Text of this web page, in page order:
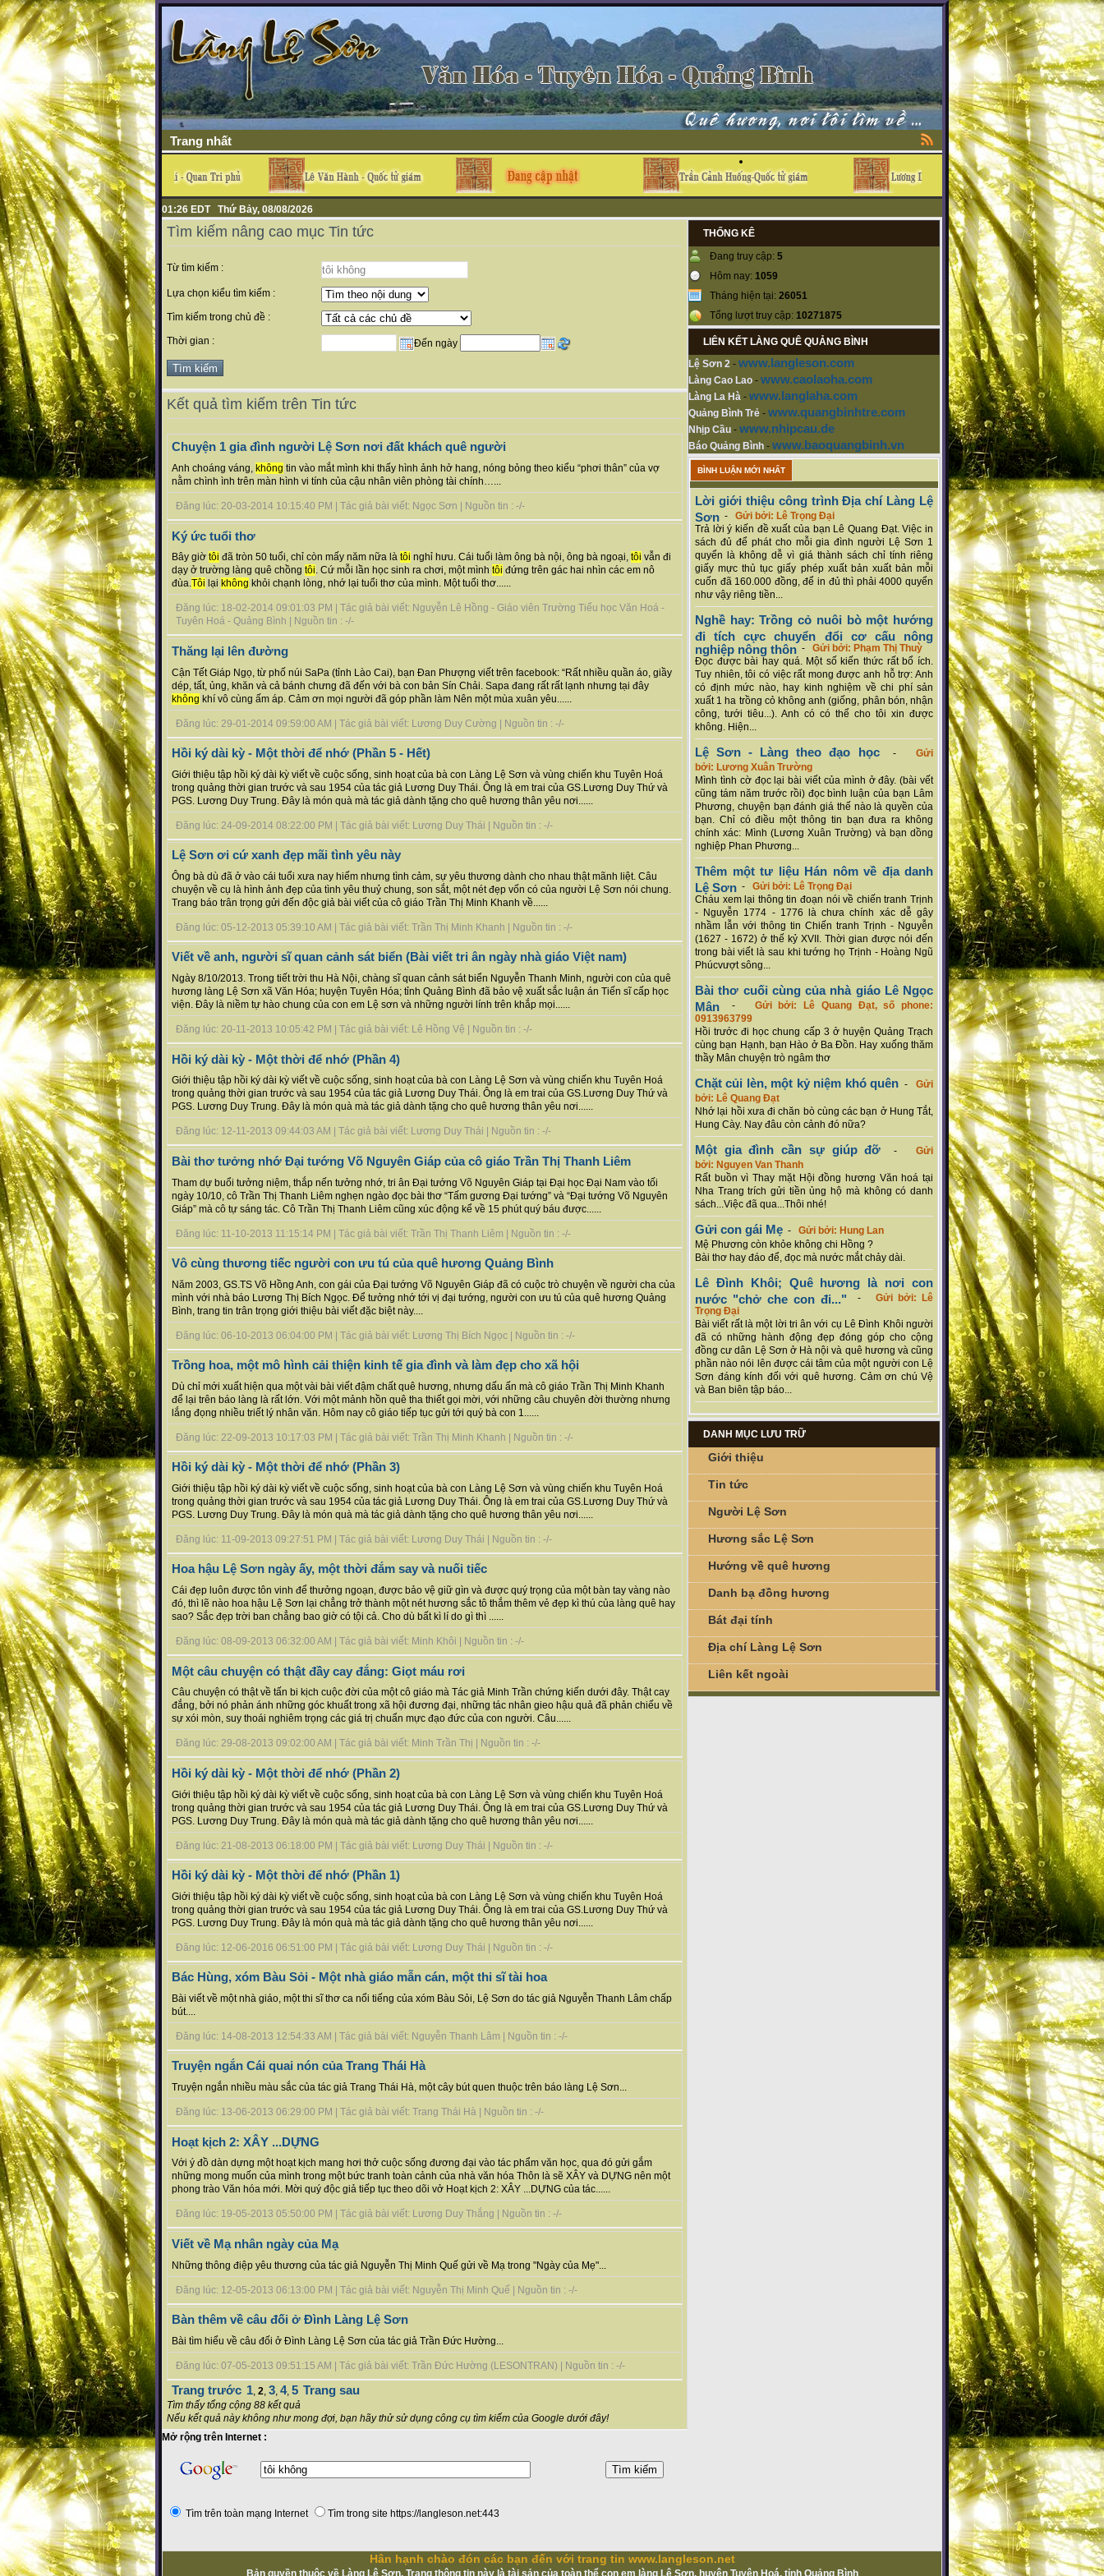
Trang nhất
01:26 EDT Thứ Bảy, 08/08/2026
Tìm kiếm nâng cao mục Tin tức
Từ tìm kiếm :
Lựa chọn kiểu tìm kiếm :
Tìm kiếm trong chủ đề :
Thời gian : Đến ngày
Kết quả tìm kiếm trên Tin tức
Chuyện 1 gia đình người Lệ Sơn nơi đất khách quê người
Anh choáng váng, không tin vào mắt mình khi thấy hình ảnh hở hang, nóng bỏng theo kiểu “phơi thân” của vợ
nằm chình ình trên màn hình vi tính của cậu nhân viên phòng tài chính…...
Đăng lúc: 20-03-2014 10:15:40 PM | Tác giả bài viết: Ngọc Sơn | Nguồn tin : -/-
Ký ức tuổi thơ
Bây giờ tôi đã tròn 50 tuổi, chỉ còn mấy năm nữa là tôi nghỉ hưu. Cái tuổi làm ông bà nội, ông bà ngoại, tôi vẫn đi
dạy ở trường làng quê chồng tôi. Cứ mỗi lần học sinh ra chơi, một mình tôi đứng trên gác hai nhìn các em nô
đùa.Tôi lại không khỏi chạnh lòng, nhớ lại tuổi thơ của mình. Một tuổi thơ......
Đăng lúc: 18-02-2014 09:01:03 PM | Tác giả bài viết: Nguyễn Lê Hồng - Giáo viên Trường Tiểu học Văn Hoá -
Tuyên Hoá - Quảng Bình | Nguồn tin : -/-
Thăng lại lên đường
Cận Tết Giáp Ngọ, từ phố núi SaPa (tỉnh Lào Cai), bạn Đan Phượng viết trên facebook: “Rất nhiều quần áo, giầy
dép, tất, ủng, khăn và cả bánh chưng đã đến với bà con bản Sín Chải. Sapa đang rất rất lạnh nhưng tại đây
không khí vô cùng ấm áp. Cảm ơn mọi người đã góp phần làm Nên một mùa xuân yêu......
Đăng lúc: 29-01-2014 09:59:00 AM | Tác giả bài viết: Lương Duy Cường | Nguồn tin : -/-
Hồi ký dài kỳ - Một thời để nhớ (Phần 5 - Hết)
Giới thiệu tập hồi ký dài kỳ viết về cuộc sống, sinh hoạt của bà con Làng Lệ Sơn và vùng chiến khu Tuyên Hoá
trong quảng thời gian trước và sau 1954 của tác giả Lương Duy Thái. Ông là em trai của GS.Lương Duy Thứ và
PGS. Lương Duy Trung. Đây là món quà mà tác giả dành tặng cho quê hương thân yêu nơi......
Đăng lúc: 24-09-2014 08:22:00 PM | Tác giả bài viết: Lương Duy Thái | Nguồn tin : -/-
Lệ Sơn ơi cứ xanh đẹp mãi tình yêu này
Ông bà dù đã ở vào cái tuổi xưa nay hiếm nhưng tình cảm, sự yêu thương dành cho nhau thật mãnh liệt. Câu
chuyện về cụ là hình ảnh đẹp của tình yêu thuỷ chung, son sắt, một nét đẹp vốn có của người Lệ Sơn nói chung.
Trang báo trân trọng gửi đến độc giả bài viết của cô giáo Trần Thị Minh Khanh về......
Đăng lúc: 05-12-2013 05:39:10 AM | Tác giả bài viết: Trần Thị Minh Khanh | Nguồn tin : -/-
Viết về anh, người sĩ quan cảnh sát biển (Bài viết tri ân ngày nhà giáo Việt nam)
Ngày 8/10/2013. Trong tiết trời thu Hà Nội, chàng sĩ quan cảnh sát biển Nguyễn Thanh Minh, người con của quê
hương làng Lệ Sơn xã Văn Hóa; huyện Tuyên Hóa; tỉnh Quảng Bình đã bảo vệ xuất sắc luận án Tiến sĩ cấp học
viện. Đây là niềm tự hào chung của con em Lệ sơn và những người lính trên khắp mọi......
Đăng lúc: 20-11-2013 10:05:42 PM | Tác giả bài viết: Lê Hồng Vệ | Nguồn tin : -/-
Hồi ký dài kỳ - Một thời để nhớ (Phần 4)
Giới thiệu tập hồi ký dài kỳ viết về cuộc sống, sinh hoạt của bà con Làng Lệ Sơn và vùng chiến khu Tuyên Hoá
trong quảng thời gian trước và sau 1954 của tác giả Lương Duy Thái. Ông là em trai của GS.Lương Duy Thứ và
PGS. Lương Duy Trung. Đây là món quà mà tác giả dành tặng cho quê hương thân yêu nơi......
Đăng lúc: 12-11-2013 09:44:03 AM | Tác giả bài viết: Lương Duy Thái | Nguồn tin : -/-
Bài thơ tưởng nhớ Đại tướng Võ Nguyên Giáp của cô giáo Trần Thị Thanh Liêm
Tham dự buổi tưởng niệm, thắp nến tưởng nhớ, tri ân Đại tướng Võ Nguyên Giáp tại Đại học Đại Nam vào tối
ngày 10/10, cô Trần Thị Thanh Liêm nghẹn ngào đọc bài thơ “Tấm gương Đại tướng” và “Đại tướng Võ Nguyên
Giáp” mà cô tự sáng tác. Cô Trần Thị Thanh Liêm cũng xúc động kể về 15 phút quý báu được......
Đăng lúc: 11-10-2013 11:15:14 PM | Tác giả bài viết: Trần Thị Thanh Liêm | Nguồn tin : -/-
Vô cùng thương tiếc người con ưu tú của quê hương Quảng Bình
Năm 2003, GS.TS Võ Hồng Anh, con gái của Đại tướng Võ Nguyên Giáp đã có cuộc trò chuyện về người cha của
mình với nhà báo Lương Thị Bích Ngọc. Để tưởng nhớ tới vị đại tướng, người con ưu tú của quê hương Quảng
Bình, trang tin trân trọng giới thiệu bài viết đặc biệt này....
Đăng lúc: 06-10-2013 06:04:00 PM | Tác giả bài viết: Lương Thị Bích Ngọc | Nguồn tin : -/-
Trồng hoa, một mô hình cải thiện kinh tế gia đình và làm đẹp cho xã hội
Dù chỉ mới xuất hiện qua một vài bài viết đậm chất quê hương, nhưng dấu ấn mà cô giáo Trần Thị Minh Khanh
để lại trên báo làng là rất lớn. Với một mảnh hồn quê tha thiết gọi mời, với những câu chuyên đời thường nhưng
lắng đọng nhiều triết lý nhân văn. Hôm nay cô giáo tiếp tục gửi tới quý bà con 1......
Đăng lúc: 22-09-2013 10:17:03 PM | Tác giả bài viết: Trần Thị Minh Khanh | Nguồn tin : -/-
Hồi ký dài kỳ - Một thời để nhớ (Phần 3)
Giới thiệu tập hồi ký dài kỳ viết về cuộc sống, sinh hoạt của bà con Làng Lệ Sơn và vùng chiến khu Tuyên Hoá
trong quảng thời gian trước và sau 1954 của tác giả Lương Duy Thái. Ông là em trai của GS.Lương Duy Thứ và
PGS. Lương Duy Trung. Đây là món quà mà tác giả dành tặng cho quê hương thân yêu nơi......
Đăng lúc: 11-09-2013 09:27:51 PM | Tác giả bài viết: Lương Duy Thái | Nguồn tin : -/-
Hoa hậu Lệ Sơn ngày ấy, một thời đắm say và nuối tiếc
Cái đẹp luôn được tôn vinh để thưởng ngoạn, được bảo vệ giữ gìn và được quý trọng của một bàn tay vàng nào
đó, thì lẽ nào hoa hậu Lệ Sơn lại chẳng trở thành một nét hương sắc tô thắm thêm vẻ đẹp kì thú của làng quê hay
sao? Sắc đẹp trời ban chẳng bao giờ có tội cả. Cho dù bất kì lí do gì thì ......
Đăng lúc: 08-09-2013 06:32:00 AM | Tác giả bài viết: Minh Khôi | Nguồn tin : -/-
Một câu chuyện có thật đầy cay đắng: Giọt máu rơi
Câu chuyện có thật về tấn bi kịch cuộc đời của một cô giáo mà Tác giả Minh Trần chứng kiến dưới đây. Thật cay
đắng, bởi nó phản ánh những góc khuất trong xã hội đương đại, những tác nhân gieo hậu quả đã phản chiếu về
sự xói mòn, suy thoái nghiêm trọng các giá trị chuẩn mực đạo đức của con người. Câu......
Đăng lúc: 29-08-2013 09:02:00 AM | Tác giả bài viết: Minh Trần Thị | Nguồn tin : -/-
Hồi ký dài kỳ - Một thời để nhớ (Phần 2)
Giới thiệu tập hồi ký dài kỳ viết về cuộc sống, sinh hoạt của bà con Làng Lệ Sơn và vùng chiến khu Tuyên Hoá
trong quảng thời gian trước và sau 1954 của tác giả Lương Duy Thái. Ông là em trai của GS.Lương Duy Thứ và
PGS. Lương Duy Trung. Đây là món quà mà tác giả dành tặng cho quê hương thân yêu nơi......
Đăng lúc: 21-08-2013 06:18:00 PM | Tác giả bài viết: Lương Duy Thái | Nguồn tin : -/-
Hồi ký dài kỳ - Một thời để nhớ (Phần 1)
Giới thiệu tập hồi ký dài kỳ viết về cuộc sống, sinh hoạt của bà con Làng Lệ Sơn và vùng chiến khu Tuyên Hoá
trong quảng thời gian trước và sau 1954 của tác giả Lương Duy Thái. Ông là em trai của GS.Lương Duy Thứ và
PGS. Lương Duy Trung. Đây là món quà mà tác giả dành tặng cho quê hương thân yêu nơi......
Đăng lúc: 12-06-2016 06:51:00 PM | Tác giả bài viết: Lương Duy Thái | Nguồn tin : -/-
Bác Hùng, xóm Bàu Sỏi - Một nhà giáo mẫn cán, một thi sĩ tài hoa
Bài viết về một nhà giáo, một thi sĩ thơ ca nổi tiếng của xóm Bàu Sỏi, Lệ Sơn do tác giả Nguyễn Thanh Lâm chấp
bút....
Đăng lúc: 14-08-2013 12:54:33 AM | Tác giả bài viết: Nguyễn Thanh Lâm | Nguồn tin : -/-
Truyện ngắn Cái quai nón của Trang Thái Hà
Truyện ngắn nhiều màu sắc của tác giả Trang Thái Hà, một cây bút quen thuộc trên báo làng Lệ Sơn...
Đăng lúc: 13-06-2013 06:29:00 PM | Tác giả bài viết: Trang Thái Hà | Nguồn tin : -/-
Hoạt kịch 2: XÂY ...DỰNG
Với ý đồ dàn dựng một hoạt kịch mang hơi thở cuộc sống đương đại vào tác phẩm văn học, qua đó gửi gắm
những mong muốn của mình trong một bức tranh toàn cảnh của nhà văn hóa Thôn là sẽ XÂY và DỰNG nên một
phong trào Văn hóa mới. Mời quý độc giả tiếp tục theo dõi vở Hoạt kịch 2: XÂY ...DỰNG của tác......
Đăng lúc: 19-05-2013 05:50:00 PM | Tác giả bài viết: Lương Duy Thắng | Nguồn tin : -/-
Viết về Mạ nhân ngày của Mạ
Những thông điệp yêu thương của tác giả Nguyễn Thị Minh Quế gửi về Mạ trong "Ngày của Mẹ"...
Đăng lúc: 12-05-2013 06:13:00 PM | Tác giả bài viết: Nguyễn Thị Minh Quế | Nguồn tin : -/-
Bàn thêm về câu đối ở Đình Làng Lệ Sơn
Bài tìm hiểu về câu đối ở Đình Làng Lệ Sơn của tác giả Trần Đức Hường...
Đăng lúc: 07-05-2013 09:51:15 AM | Tác giả bài viết: Trần Đức Hường (LESONTRAN) | Nguồn tin : -/-
Trang trước 1, 2, 3, 4, 5 Trang sau
Tìm thấy tổng cộng 88 kết quả
Nếu kết quả này không như mong đợi, bạn hãy thử sử dụng công cụ tìm kiếm của Google dưới đây!
Mở rộng trên Internet :
Tìm trên toàn mạng Internet Tìm trong site https://langleson.net:443
THỐNG KÊ
Đang truy cập: 5
Hôm nay: 1059
Tháng hiện tại: 26051
Tổng lượt truy cập: 10271875
LIÊN KẾT LÀNG QUÊ QUẢNG BÌNH
Lệ Sơn 2 - www.langleson.com
Làng Cao Lao - www.caolaoha.com
Làng La Hà - www.langlaha.com
Quảng Bình Trẻ - www.quangbinhtre.com
Nhịp Cầu - www.nhipcau.de
Báo Quảng Bình - www.baoquangbinh.vn
BÌNH LUẬN MỚI NHẤT
Lời giới thiệu công trình Địa chí Làng Lệ
Sơn - Gửi bởi: Lê Trọng Đại
Trả lời ý kiến đề xuất của bạn Lê Quang Đạt. Việc in
sách đủ để phát cho mỗi gia đình người Lệ Sơn 1
quyển là không dễ vì giá thành sách chỉ tính riêng
giấy mực thủ tục giấy phép xuất bản xuất bản mỗi
cuốn đã 160.000 đồng, để in đủ thì phải 4000 quyển
như vậy riêng tiền...
Nghề hay: Trồng cỏ nuôi bò một hướng
đi tích cực chuyển đổi cơ cấu nông
nghiệp nông thôn - Gửi bởi: Phạm Thị Thuỳ
Đọc được bài hay quá. Một số kiến thức rất bổ ích.
Tuy nhiên, tôi có việc rất mong được anh hỗ trợ: Anh
có định mức nào, hay kinh nghiệm về chi phí sản
xuất 1 ha trồng cỏ không anh (giống, phân bón, nhận
công, tưới tiêu...). Anh có có thể cho tôi xin được
không. Hiện...
Lệ Sơn - Làng theo đạo học-Gửi
bởi: Lương Xuân Trường
Mình tình cờ đọc lại bài viết của mình ở đây. (bài vết
cũng tám năm trước rồi) đọc bình luận của bạn Lâm
Phương, chuyện bạn đánh giá thế nào là quyền của
bạn. Chỉ có điều một thông tin bạn đưa ra không
chính xác: Mình (Lương Xuân Trường) và bạn dồng
nghiệp Phan Phương...
Thêm một tư liệu Hán nôm về địa danh
Lệ Sơn - Gửi bởi: Lê Trọng Đại
Cháu xem lại thông tin đoạn nói về chiến tranh Trịnh
- Nguyễn 1774 - 1776 là chưa chính xác dễ gây
nhầm lẫn với thông tin Chiến tranh Trịnh - Nguyễn
(1627 - 1672) ở thế kỷ XVII. Thời gian được nói đến
trong bài viết là sau khi tướng họ Trịnh - Hoàng Ngũ
Phúcvượt sông...
Bài thơ cuối cùng của nhà giáo Lê Ngọc
Mân - Gửi bởi: Lê Quang Đạt, số phone:
0913963799
Hồi trước đi học chung cấp 3 ở huyện Quảng Trạch
cùng bạn Hạnh, bạn Hào ở Ba Đồn. Hay xuống thăm
thầy Mân chuyện trò ngâm thơ
Chặt củi lèn, một kỷ niệm khó quên-Gửi
bởi: Lê Quang Đạt
Nhớ lại hồi xưa đi chăn bò cùng các bạn ở Hung Tắt,
Hung Cày. Nay đâu còn cảnh đó nữa?
Một gia đình cần sự giúp đỡ -Gửi
bởi: Nguyen Van Thanh
Rất buồn vì Thay mặt Hội đồng hương Văn hoá tại
Nha Trang trích gửi tiền ủng hộ mà không có danh
sách...Việc đã qua...Thôi nhé!
Gửi con gái Mẹ - Gửi bởi: Hung Lan
Mệ Phương còn khỏe không chi Hồng ?
Bài thơ hay đáo để, đọc mà nước mắt chảy dài.
Lê Đình Khôi; Quê hương là nơi con
nước "chở che con đi..." - Gửi bởi: Lê
Trọng Đại
Bài viết rất là một lời tri ân với cụ Lê Đình Khôi người
đã có những hành động đẹp đóng góp cho cộng
đồng cư dân Lệ Sơn ở Hà nội và quê hương và cũng
phần nào nói lên được cái tâm của một người con Lệ
Sơn đáng kính đối với quê hương. Cảm ơn chú Vệ
và Ban biên tập báo...
DANH MỤC LƯU TRỮ
Giới thiệu
Tin tức
Người Lệ Sơn
Hương sắc Lệ Sơn
Hướng về quê hương
Danh bạ đồng hương
Bát đại tính
Địa chí Làng Lệ Sơn
Liên kết ngoài
Hân hạnh chào đón các bạn đến với trang tin www.langleson.net
Bản quyền thuộc về Làng Lệ Sơn. Trang thông tin này là tài sản của toàn thể con em làng Lệ Sơn, huyện Tuyên Hoá, tỉnh Quảng Bình